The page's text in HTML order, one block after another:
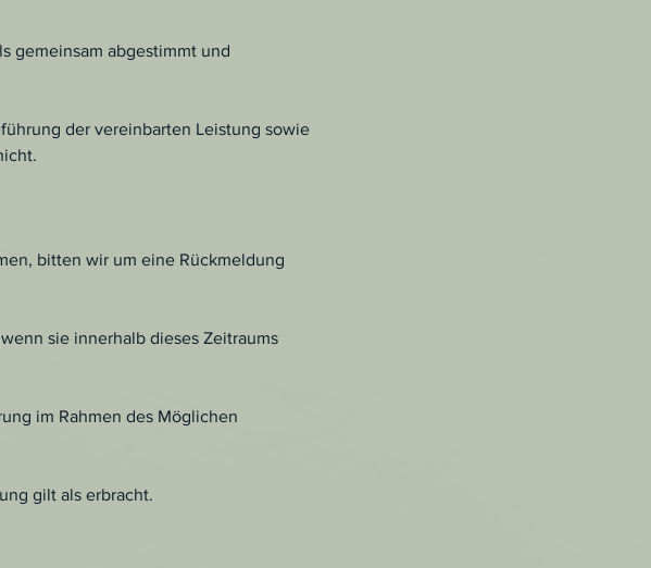
gemeinsam abgestimmt und
der vereinbarten Leistung sowie
bitten wir um eine Rückmeldung
sie innerhalb dieses Zeitraums
im Rahmen des Möglichen
gilt als erbracht.